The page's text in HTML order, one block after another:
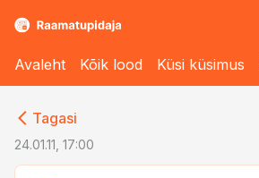
Avaleht Kõik lood Küsi küsimus
Tagasi
24.01.11, 17:00